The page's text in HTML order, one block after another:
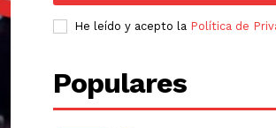
He leído y acepto la Política de
Populares